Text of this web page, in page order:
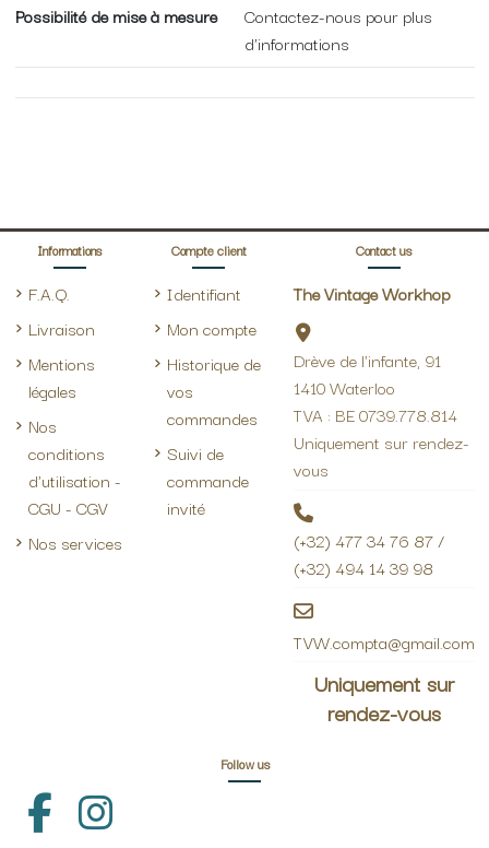
Possibilité de mise à mesure
Contactez-nous pour plus
d'informations
Informations
F.A.Q.
Livraison
Mentions
légales
Nos
conditions
d'utilisation -
CGU - CGV
Nos services
Compte client
Identifiant
Mon compte
Historique de
vos
commandes
Suivi de
commande
invité
Contact us
The Vintage Workhop
Drève de l'infante, 91
1410 Waterloo
TVA : BE 0739.778.814
Uniquement sur rendez-
vous
(+32) 477 34 76 87 /
(+32) 494 14 39 98
TVW.compta@gmail.com
Uniquement sur
rendez-vous
Follow us